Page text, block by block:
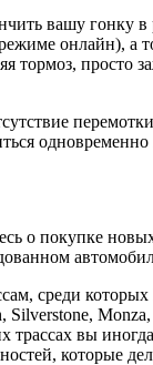
вашу гонку
онлайн), а
тормоз, просто
о покупке
среди
Silverstone,
вы иногда
которые